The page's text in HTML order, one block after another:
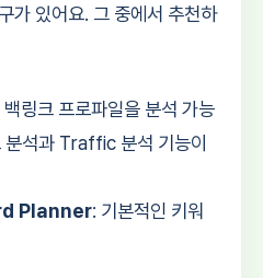
가 있어요. 그 중에서 추천하
링크 프로파일을 분석 가능
분석과 Traffic 분석 기능이
Planner: 기본적인 키워